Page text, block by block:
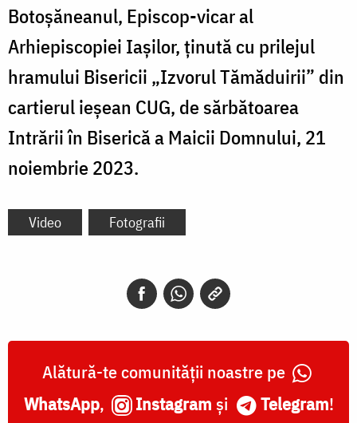
Botoșăneanul, Episcop-vicar al
Arhiepiscopiei Iașilor, ținută cu prilejul
hramului Bisericii „Izvorul Tămăduirii” din
cartierul ieșean CUG, de sărbătoarea
Intrării în Biserică a Maicii Domnului, 21
noiembrie 2023.
Video Fotografii
Alătură-te comunității noastre pe
WhatsApp, Instagram și Telegram!